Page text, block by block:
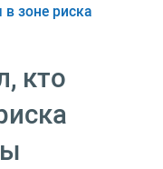
в зоне риска
кто